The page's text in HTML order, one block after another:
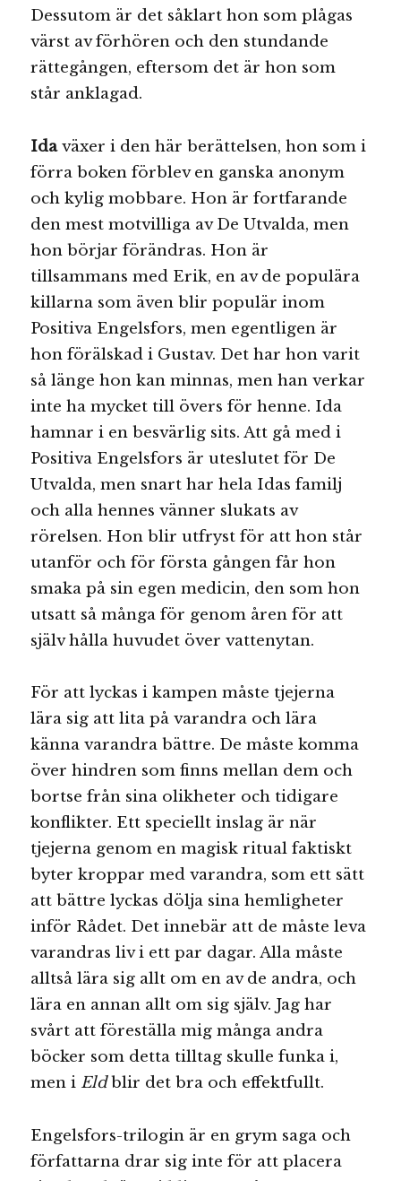
Dessutom är det såklart hon som plågas
värst av förhören och den stundande
rättegången, eftersom det är hon som
står anklagad.
Idaväxer i den här berättelsen, hon som i
förra boken förblev en ganska anonym
och kylig mobbare. Hon är fortfarande
den mest motvilliga av De Utvalda, men
hon börjar förändras. Hon är
tillsammans med Erik, en av de populära
killarna som även blir populär inom
Positiva Engelsfors, men egentligen är
hon förälskad i Gustav. Det har hon varit
så länge hon kan minnas, men han verkar
inte ha mycket till övers för henne. Ida
hamnar i en besvärlig sits. Att gå med i
Positiva Engelsfors är uteslutet för De
Utvalda, men snart har hela Idas familj
och alla hennes vänner slukats av
rörelsen. Hon blir utfryst för att hon står
utanför och för första gången får hon
smaka på sin egen medicin, den som hon
utsatt så många för genom åren för att
själv hålla huvudet över vattenytan.
För att lyckas i kampen måste tjejerna
lära sig att lita på varandra och lära
känna varandra bättre. De måste komma
över hindren som finns mellan dem och
bortse från sina olikheter och tidigare
konflikter. Ett speciellt inslag är när
tjejerna genom en magisk ritual faktiskt
byter kroppar med varandra, som ett sätt
att bättre lyckas dölja sina hemligheter
inför Rådet. Det innebär att de måste leva
varandras liv i ett par dagar. Alla måste
alltså lära sig allt om en av de andra, och
lära en annan allt om sig själv. Jag har
svårt att föreställa mig många andra
böcker som detta tilltag skulle funka i,
men i Eldblir det bra och effektfullt.
Engelsfors-trilogin är en grym saga och
författarna drar sig inte för att placera